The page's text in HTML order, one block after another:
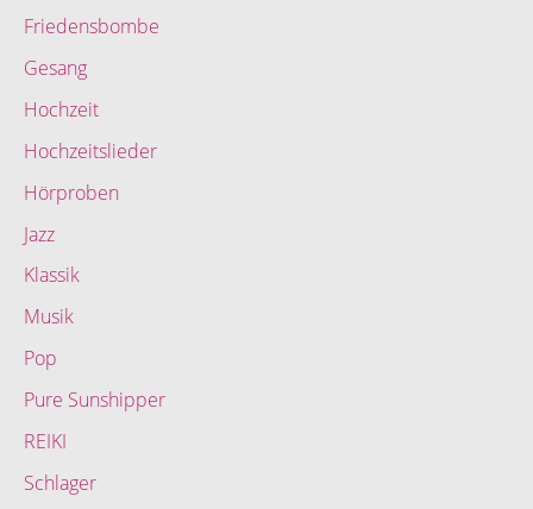
Friedensbombe
Gesang
Hochzeit
Hochzeitslieder
Hörproben
Jazz
Klassik
Musik
Pop
Pure Sunshipper
REIKI
Schlager